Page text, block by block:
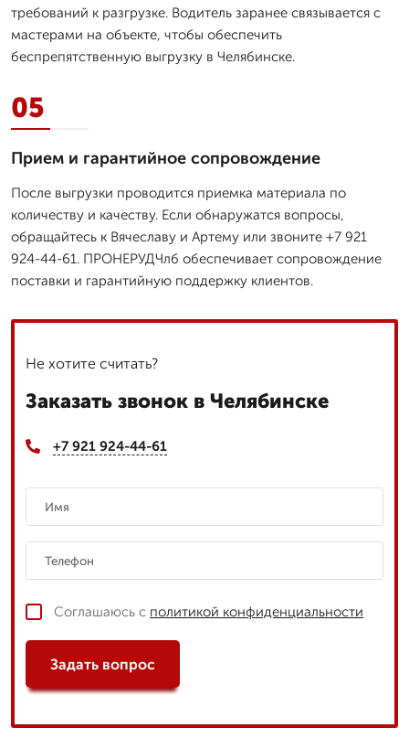
требований к разгрузке. Водитель заранее связывается с
мастерами на объекте, чтобы обеспечить
беспрепятственную выгрузку в Челябинске.
05
Прием и гарантийное сопровождение
После выгрузки проводится приемка материала по
количеству и качеству. Если обнаружатся вопросы,
обращайтесь к Вячеславу и Артему или звоните +7 921
924-44-61. ПРОНЕРУДЧлб обеспечивает сопровождение
поставки и гарантийную поддержку клиентов.
Не хотите считать?
Заказать звонок в Челябинске
+7 921 924-44-61
Соглашаюсь с политикой конфиденциальности
Задать вопрос